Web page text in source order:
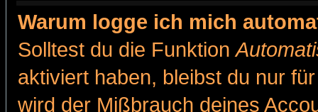
Warum logge ich mich
Solltest du die Funktion
aktiviert haben, bleibst du nur
wird der Mißbrauch deines